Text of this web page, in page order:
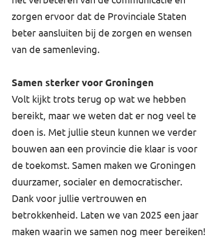
zorgen ervoor dat de Provinciale Staten
beter aansluiten bij de zorgen en wensen
van de samenleving.
Samen sterker voor Groningen
Volt kijkt trots terug op wat we hebben
bereikt, maar we weten dat er nog veel te
doen is. Met jullie steun kunnen we verder
bouwen aan een provincie die klaar is voor
de toekomst. Samen maken we Groningen
duurzamer, socialer en democratischer.
Dank voor jullie vertrouwen en
betrokkenheid. Laten we van 2025 een jaar
maken waarin we samen nog meer bereiken!